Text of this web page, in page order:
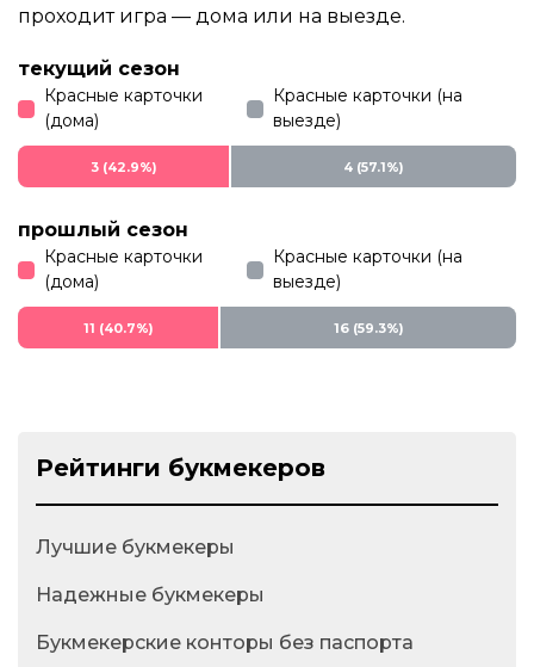
проходит игра — дома или на выезде.
текущий сезон
Красные карточки
(дома)
Красные карточки (на
выезде)
3 (42.9%) 4 (57.1%)
прошлый сезон
Красные карточки
(дома)
Красные карточки (на
выезде)
11 (40.7%) 16 (59.3%)
Рейтинги букмекеров
Лучшие букмекеры
Надежные букмекеры
Букмекерские конторы без паспорта